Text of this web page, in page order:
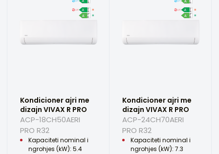
Kondicioner ajri me
dizajn VIVAX R PRO
ACP-18CH50AERI
PRO R32
Kapaciteti nominal i
ngrohjes (kW): 5.4
Kondicioner ajri me
dizajn VIVAX R PRO
ACP-24CH70AERI
PRO R32
Kapaciteti nominal i
ngrohjes (kW): 7.3